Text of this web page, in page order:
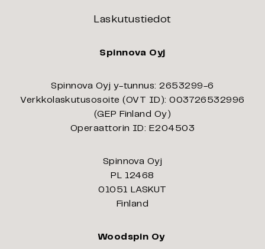
Laskutustiedot
Spinnova Oyj
Spinnova Oyj y-tunnus: 2653299-6
Verkkolaskutusosoite (OVT ID): 003726532996
(GEP Finland Oy)
Operaattorin ID: E204503
Spinnova Oyj
PL 12468
01051 LASKUT
Finland
Woodspin Oy